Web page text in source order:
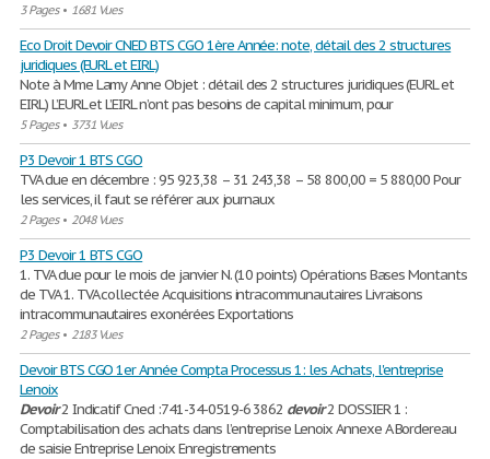
3 Pages• 1681 Vues
Eco Droit Devoir CNED BTS CGO 1ère Année: note, détail des 2 structures
juridiques (EURL et EIRL)
Note à Mme Lamy Anne Objet : détail des 2 structures juridiques (EURL et
EIRL) L’EURL et L’EIRL n’ont pas besoins de capital minimum, pour
5 Pages• 3731 Vues
P3 Devoir 1 BTS CGO
TVA due en décembre : 95 923,38 – 31 243,38 – 58 800,00 = 5 880,00 Pour
les services, il faut se référer aux journaux
2 Pages• 2048 Vues
P3 Devoir 1 BTS CGO
1. TVA due pour le mois de janvier N. (10 points) Opérations Bases Montants
de TVA 1. TVA collectée Acquisitions intracommunautaires Livraisons
intracommunautaires exonérées Exportations
2 Pages• 2183 Vues
Devoir BTS CGO 1er Année Compta Processus 1: les Achats, l'entreprise
Lenoix
Devoir2 Indicatif Cned :741-34-0519-6 3862 devoir2 DOSSIER 1 :
Comptabilisation des achats dans l’entreprise Lenoix Annexe A Bordereau
de saisie Entreprise Lenoix Enregistrements